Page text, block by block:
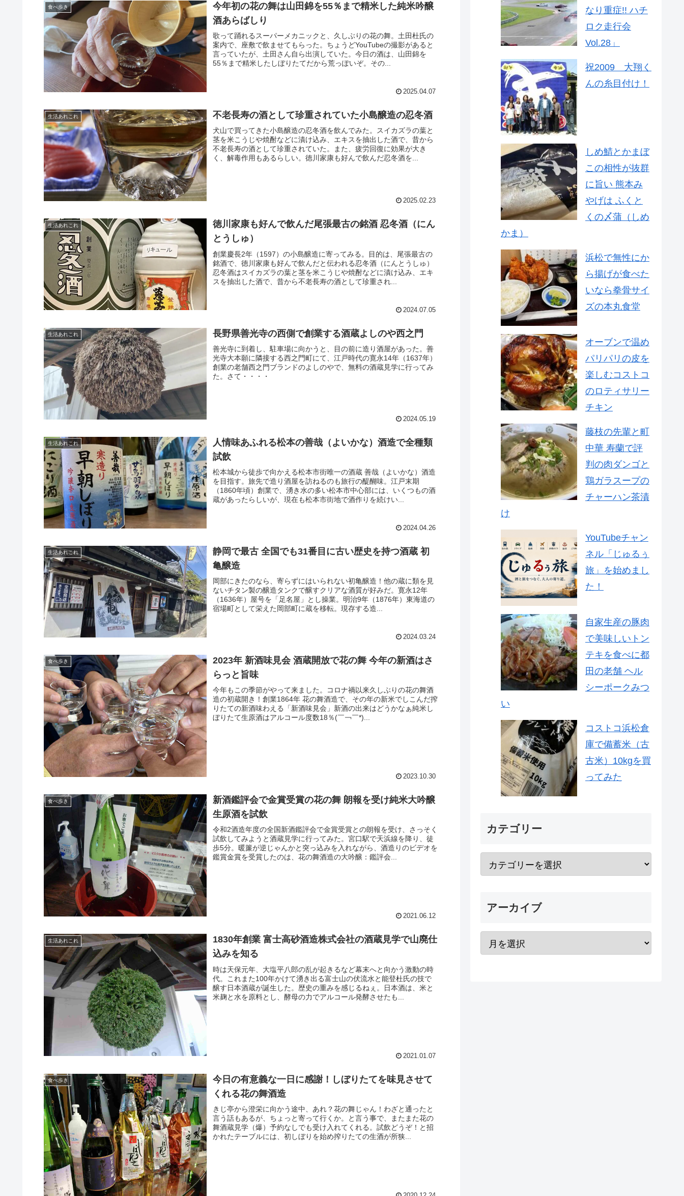
食べ歩き
今年初の花の舞は山田錦を55％まで精米した純米吟醸
酒あらばしり
歌って踊れるスーパーメカニックと、久しぶりの花の舞。土田杜氏の
案内で、座敷で飲ませてもらった。ちょうどYouTubeの撮影があると
言っていたが、土田さん自ら出演していた。今日の酒は、山田錦を
55％まで精米したしぼりたてだから荒っぽいぞ。その...
2025.04.07
生活あれこれ 不老長寿の酒として珍重されていた小島醸造の忍冬酒
犬山で買ってきた小島醸造の忍冬酒を飲んでみた。スイカズラの葉と
茎を米こうじや焼酎などに漬け込み、エキスを抽出した酒で、昔から
不老長寿の酒として珍重されていた。また、疲労回復に効果が大き
く、解毒作用もあるらしい。徳川家康も好んで飲んだ忍冬酒を...
2025.02.23
生活あれこれ
徳川家康も好んで飲んだ尾張最古の銘酒 忍冬酒（にん
とうしゅ）
創業慶長2年（1597）の小島醸造に寄ってみる。目的は、尾張最古の
銘酒で、徳川家康も好んで飲んだと伝われる忍冬酒（にんとうしゅ）
忍冬酒はスイカズラの葉と茎を米こうじや焼酎などに漬け込み、エキ
スを抽出した酒で、昔から不老長寿の酒として珍重され...
2024.07.05
生活あれこれ 長野県善光寺の西側で創業する酒蔵よしのや西之門
善光寺に到着し、駐車場に向かうと、目の前に造り酒屋があった。善
光寺大本願に隣接する西之門町にて、江戸時代の寛永14年（1637年）
創業の老舗西之門ブランドのよしのやで、無料の酒蔵見学に行ってみ
た。さて・・・・
2024.05.19
生活あれこれ
人情味あふれる松本の善哉（よいかな）酒造で全種類
試飲
松本城から徒歩で向かえる松本市街唯一の酒蔵 善哉（よいかな）酒造
を目指す。旅先で造り酒屋を訪ねるのも旅行の醍醐味。江戸末期
（1860年頃）創業で、湧き水の多い松本市中心部には、いくつもの酒
蔵があったらしいが、現在も松本市街地で酒作りを続けい...
2024.04.26
生活あれこれ
静岡で最古 全国でも31番目に古い歴史を持つ酒蔵 初
亀醸造
岡部にきたのなら、寄らずにはいられない初亀醸造！他の蔵に類を見
ないチタン製の醸造タンクで醸すクリアな酒質が好みだ。寛永12年
（1636年）屋号を「足名屋」とし操業。明治9年（1876年）東海道の
宿場町として栄えた岡部町に蔵を移転。現存する造...
2024.03.24
食べ歩き
2023年 新酒味見会 酒蔵開放で花の舞 今年の新酒はさ
らっと旨味
今年もこの季節がやって来ました。コロナ禍以来久しぶりの花の舞酒
造の初蔵開き！創業1864年 花の舞酒造で、その年の新米でしこんだ搾
りたての新酒味わえる「新酒味見会」新酒の出来はどうかなぁ純米し
ぼりたて生原酒はアルコール度数18％(￣￢￣*)...
2023.10.30
食べ歩き
新酒鑑評会で金賞受賞の花の舞 朗報を受け純米大吟醸
生原酒を試飲
令和2酒造年度の全国新酒鑑評会で金賞受賞との朗報を受け、さっそく
試飲してみようと酒蔵見学に行ってみた。宮口駅で天浜線を降り、徒
歩5分。暖簾が逆じゃんかと突っ込みを入れながら、酒造りのビデオを
鑑賞金賞を受賞したのは、花の舞酒造の大吟醸：鑑評会...
2021.06.12
生活あれこれ
1830年創業 富士高砂酒造株式会社の酒蔵見学で山廃仕
込みを知る
時は天保元年、大塩平八郎の乱が起きるなど幕末へと向かう激動の時
代。これまた100年かけて湧き出る富士山の伏流水と能登杜氏の技で
醸す日本酒蔵が誕生した。歴史の重みを感じるねぇ。日本酒は、米と
米麹と水を原料とし、酵母の力でアルコール発酵させたも...
2021.01.07
食べ歩き
今日の有意義な一日に感謝！しぼりたてを味見させて
くれる花の舞酒造
きじ亭から澄栄に向かう途中、あれ？花の舞じゃん！わざと通ったと
言う話もあるが、ちょっと寄って行くか。と言う事で、またまた花の
舞酒蔵見学（爆）予約なしでも受け入れてくれる。試飲どうぞ！と招
かれたテーブルには、初しぼりを始め搾りたての生酒が所狭...
なり重症!! ハチ
ロク走行会
Vol.28」
祝2009 大翔く
んの糸目付け！
しめ鯖とかまぼ
この相性が抜群
に旨い 熊本み
やげは ふくと
くの〆蒲（しめ
かま）
浜松で無性にか
ら揚げが食べた
いなら拳骨サイ
ズの本丸食堂
オーブンで温め
パリパリの皮を
楽しむコストコ
のロティサリー
チキン
藤枝の先輩と町
中華 寿蘭で評
判の肉ダンゴと
鶏ガラスープの
チャーハン茶漬
け
YouTubeチャン
ネル「じゅるぅ
旅」を始めまし
た！
自家生産の豚肉
で美味しいトン
テキを食べに都
田の老舗 ヘル
シーポークみつ
い
コストコ浜松倉
庫で備蓄米（古
古米）10kgを買
ってみた
カテゴリー
アーカイブ